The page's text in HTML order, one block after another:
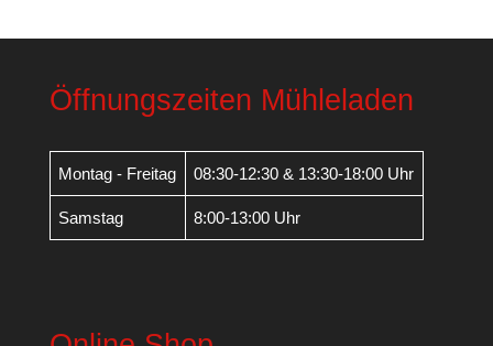
Öffnungszeiten Mühleladen
Montag - Freitag 08:30-12:30 & 13:30-18:00 Uhr
Samstag 8:00-13:00 Uhr